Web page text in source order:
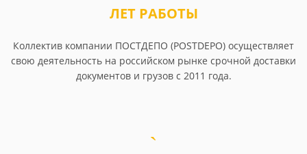
ЛЕТ РАБОТЫ
Коллектив компании ПОСТДЕПО (POSTDEPO) осуществляет
свою деятельность на российском рынке срочной доставки
документов и грузов с 2011 года.